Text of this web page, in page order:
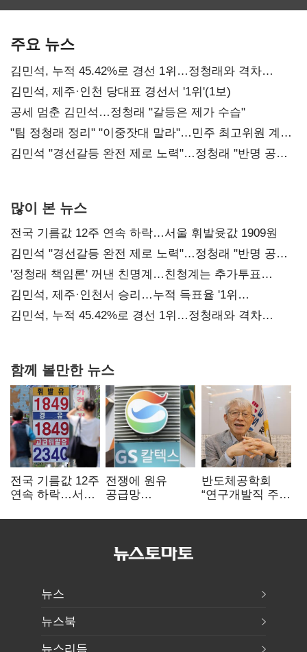
주요 뉴스
김민석, 누적 45.42%로 경선 1위…정청래와 격차
0.86%p(2보)
김민석, 제주·인천 당대표 경선서 '1위'(1보)
공세 멈춘 김민석…정청래 "갈등은 제가 수습"
"팀 정청래 정리" "이중잣대 말라"…민주 최고위원 계파
다툼 격화
김민석 "경선갈등 완전 제로 노력"…정청래 "반명 공세
많이 본 뉴스
전국 기름값 12주 연속 하락…서울 휘발윳값 1909원
김민석 "경선갈등 완전 제로 노력"…정청래 "반명 공세
사과부터"
'정청래 책임론' 꺼낸 친명계…친청계는 추가투표
때리기
김민석, 제주·인천서 승리…누적 득표율 '1위
탈환'(종합)
김민석, 누적 45.42%로 경선 1위…정청래와 격차
함께 볼만한 뉴스
전국 기름값 12주
연속 하락…서울
전쟁에 원유
공급망
정유, 에너지안보
반도체공학회
“연구개발직 주
개선해야”
뉴스
뉴스북
뉴스리듬